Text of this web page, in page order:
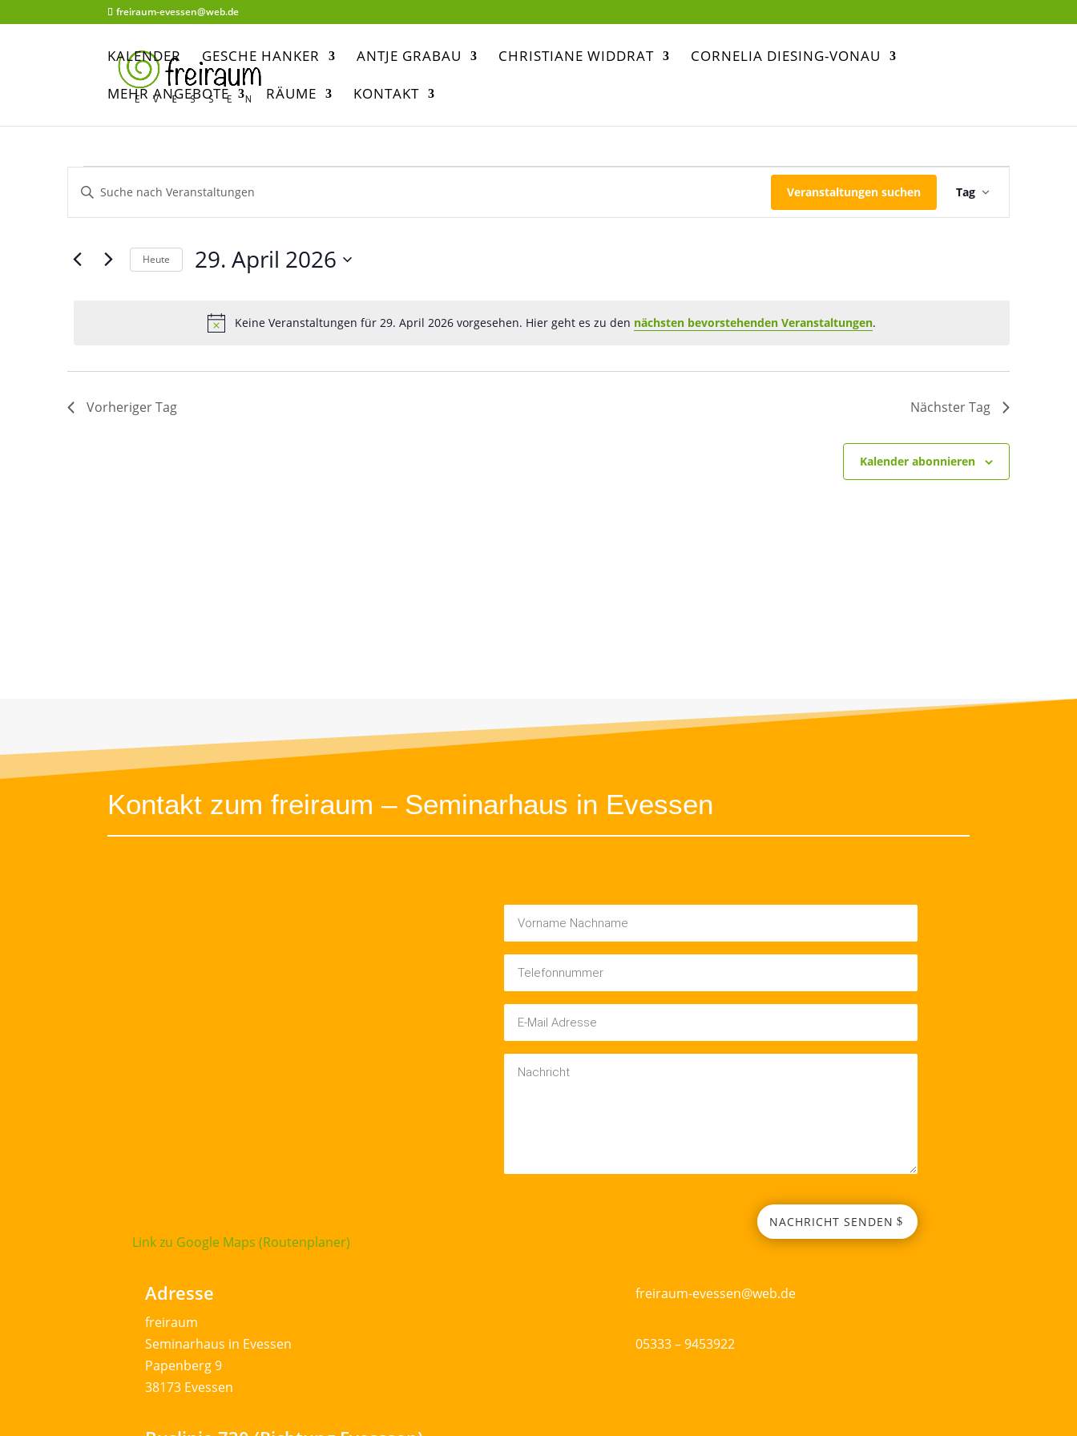
freiraum-evessen@web.de
KALENDER GESCHE HANKER ANTJE GRABAU CHRISTIANE WIDDRAT CORNELIA DIESING-VONAU
MEHR ANGEBOTE RÄUME KONTAKT
Veranstaltungen
für
29.
April
Hinweis
Keine Veranstaltungen für 29. April 2026 vorgesehen. Hier geht es zu den nächsten bevorstehenden Veranstaltungen.
Veranstaltungen
Suche
Ansichten,
Bitte
Suche
Veranstaltungen suchen
Ansichten-
Navigation
Tag
Heute 29. April 2026
Vorheriger Tag Nächster Tag
Kalender abonnieren
Kontakt zum freiraum – Seminarhaus in Evessen
Link zu Google Maps (Routenplaner)
Adresse
freiraum
Seminarhaus in Evessen
Papenberg 9
38173 Evessen
NACHRICHT SENDEN
freiraum-evessen@web.de
05333 – 9453922